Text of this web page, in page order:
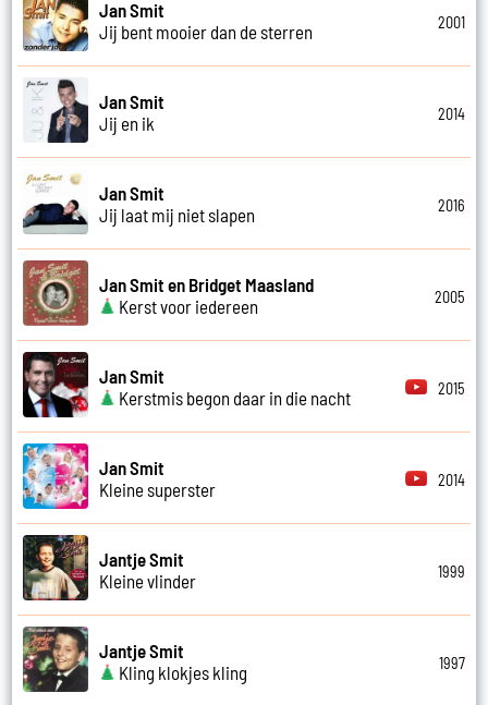
Jan Smit
Jij bent mooier dan de sterren
2001
Jan Smit
Jij en ik
2014
Jan Smit
Jij laat mij niet slapen
2016
Jan Smit en Bridget Maasland
Kerst voor iedereen
2005
Jan Smit
Kerstmis begon daar in die nacht
2015
Jan Smit
Kleine superster
2014
Jantje Smit
Kleine vlinder
1999
Jantje Smit
Kling klokjes kling
1997